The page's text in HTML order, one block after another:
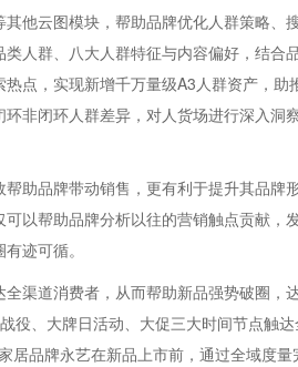
他云图模块，帮助品牌优化人群策略、
人群、八大人群特征与内容偏好，结合
点，实现新增千万量级A3人群资产，助
非闭环人群差异，对人货场进行深入洞
助品牌带动销售，更有利于提升其品牌
以帮助品牌分析以往的营销触点贡献，
迹可循。
渠道消费者，从而帮助新品强势破圈，
、大牌日活动、大促三大时间节点触达
居品牌永艺在新品上市前，通过全域度量